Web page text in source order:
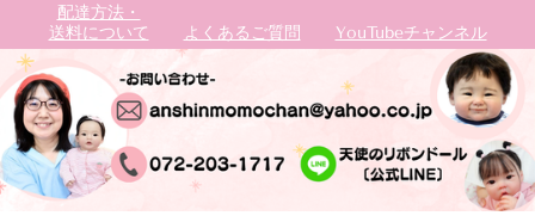
配達方法・
送料について
よくあるご質問 YouTubeチャンネル